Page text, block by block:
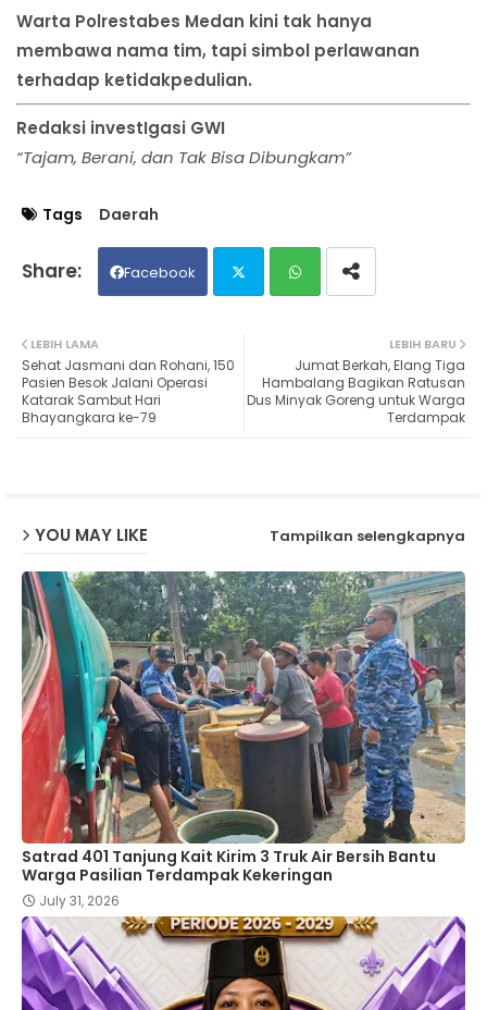
Warta Polrestabes Medan kini tak hanya
membawa nama tim, tapi simbol perlawanan
terhadap ketidakpedulian.
Redaksi investIgasi GWI
“Tajam, Berani, dan Tak Bisa Dibungkam”
Tags Daerah
Facebook
ter ats
LEBIH BARU
Jumat Berkah, Elang Tiga
Hambalang Bagikan Ratusan
Dus Minyak Goreng untuk Warga
Terdampak
LEBIH LAMA
Sehat Jasmani dan Rohani, 150
Pasien Besok Jalani Operasi
Katarak Sambut Hari
Bhayangkara ke-79
YOU MAY LIKE Tampilkan selengkapnya
Satrad 401 Tanjung Kait Kirim 3 Truk Air Bersih Bantu
Warga Pasilian Terdampak Kekeringan
July 31, 2026